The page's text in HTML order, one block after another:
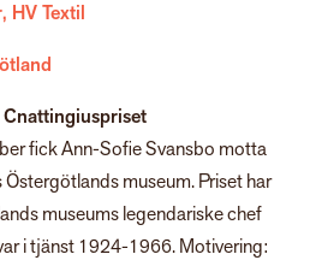
HV Textil
fick Ann-Sofie Svansbo motta
museum. Priset har
museums legendariske chef
i tjänst 1924-1966. Motivering: